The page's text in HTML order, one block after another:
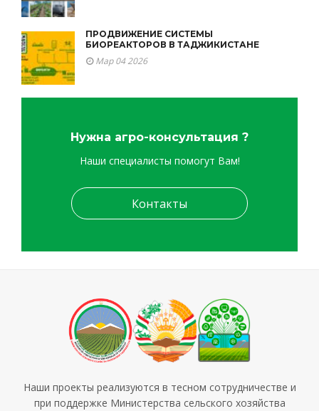
ПРОДВИЖЕНИЕ СИСТЕМЫ
БИОРЕАКТОРОВ В ТАДЖИКИСТАНЕ
Мар 04 2026
Нужна агро-консультация ?
Наши специалисты помогут Вам!
Контакты
Наши проекты реализуются в тесном сотрудничестве и
при поддержке Министерства сельского хозяйства